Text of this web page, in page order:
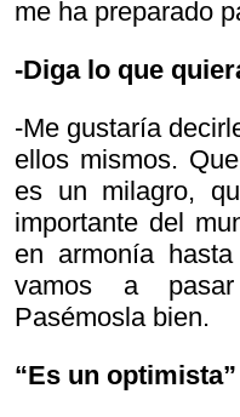
me ha preparado
-Diga lo que
-Me gustaría
ellos mismos.
es un milagro,
importante del
en armonía
vamos a
Pasémosla bien.
“Es un optimista”